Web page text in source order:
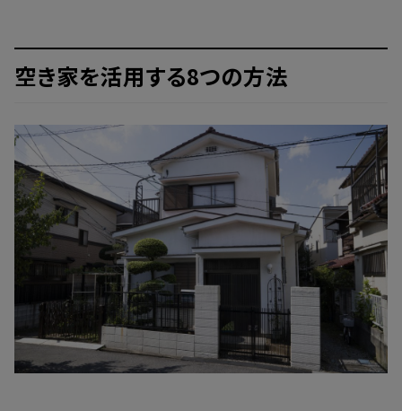
空き家を活用する8つの方法